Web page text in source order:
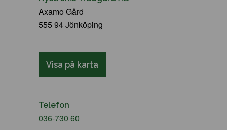
Axamo Gård
555 94 Jönköping
Visa på karta
Telefon
036-730 60